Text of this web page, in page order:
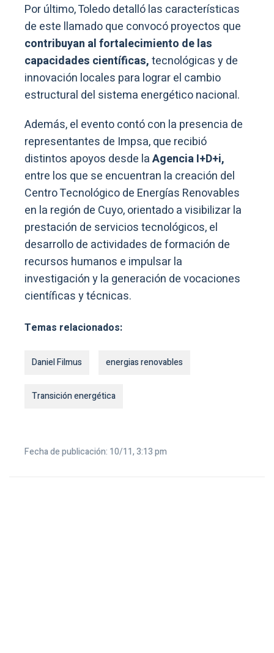
Por último, Toledo detalló las características
de este llamado que convocó proyectos que
contribuyan al fortalecimiento de las
capacidades científicas,tecnológicas y de
innovación locales para lograr el cambio
estructural del sistema energético nacional.
Además, el evento contó con la presencia de
representantes de Impsa, que recibió
distintos apoyos desde laAgencia I+D+i,
entre los que se encuentran la creación del
Centro Tecnológico de Energías Renovables
en la región de Cuyo, orientado a visibilizar la
prestación de servicios tecnológicos, el
desarrollo de actividades de formación de
recursos humanos e impulsar la
investigación y la generación de vocaciones
científicas y técnicas.
Temas relacionados:
Daniel Filmus energias renovables
Transición energética
Fecha de publicación: 10/11, 3:13 pm